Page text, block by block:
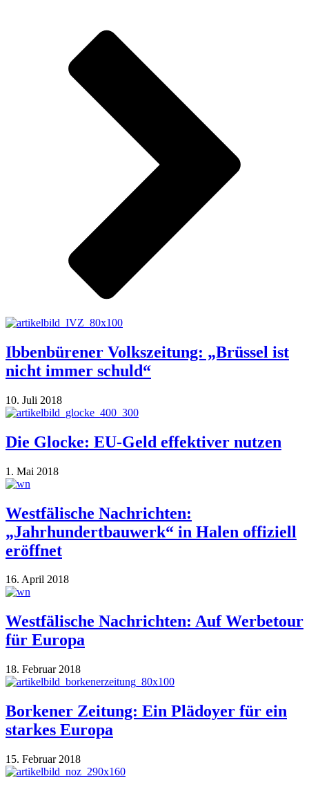
Ibbenbürener Volkszeitung: „Brüssel ist
nicht immer schuld“
10. Juli 2018
Die Glocke: EU-Geld effektiver nutzen
1. Mai 2018
Westfälische Nachrichten:
„Jahrhundertbauwerk“ in Halen offiziell
eröffnet
16. April 2018
Westfälische Nachrichten: Auf Werbetour
für Europa
18. Februar 2018
Borkener Zeitung: Ein Plädoyer für ein
starkes Europa
15. Februar 2018